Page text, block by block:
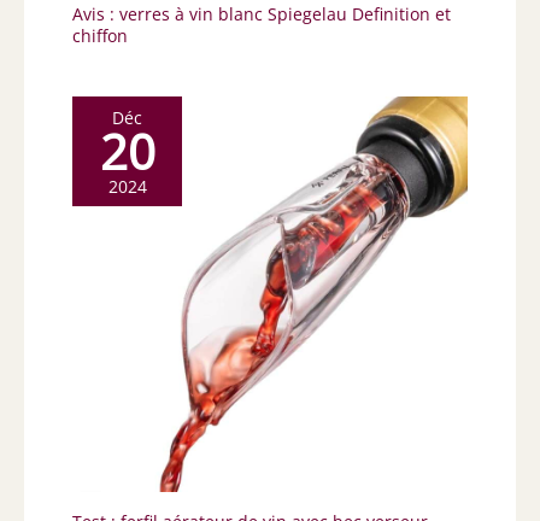
Avis : verres à vin blanc Spiegelau Definition et
chiffon
Déc
20
2024